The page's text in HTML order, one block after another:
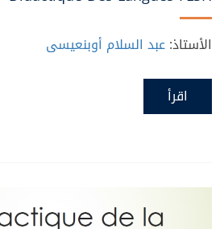
الأستاذ:عبد السلام أوبنعيسى
اقرأ